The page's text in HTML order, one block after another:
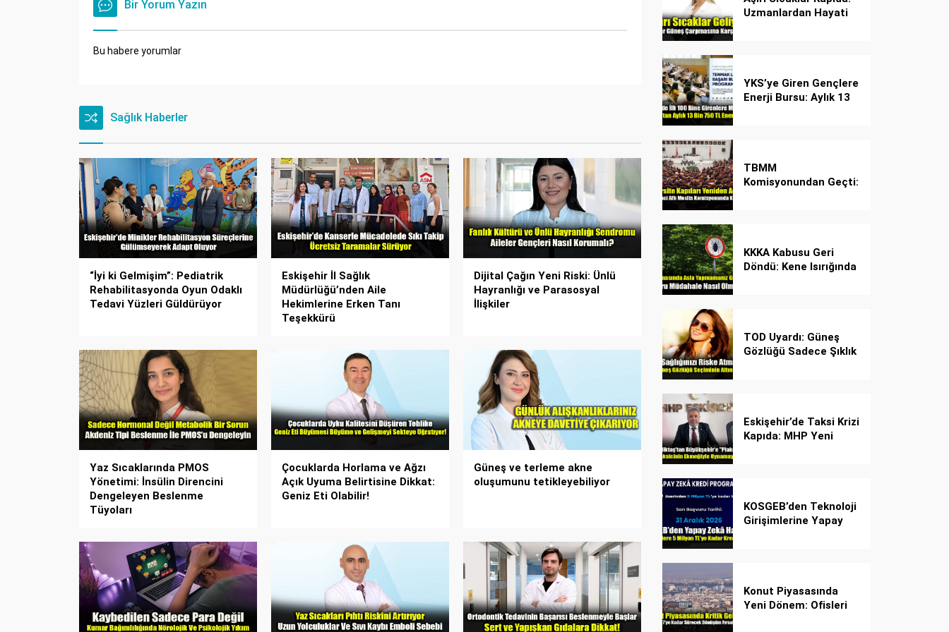
Bir Yorum Yazın
Bu habere yorumlar
Sağlık Haberler
“İyi ki Gelmişim”: Pediatrik
Rehabilitasyonda Oyun Odaklı
Tedavi Yüzleri Güldürüyor
Eskişehir İl Sağlık
Müdürlüğü’nden Aile
Hekimlerine Erken Tanı
Teşekkürü
Dijital Çağın Yeni Riski: Ünlü
Hayranlığı ve Parasosyal
İlişkiler
Yaz Sıcaklarında PMOS
Yönetimi: İnsülin Direncini
Dengeleyen Beslenme
Tüyoları
Çocuklarda Horlama ve Ağzı
Açık Uyuma Belirtisine Dikkat:
Geniz Eti Olabilir!
Güneş ve terleme akne
oluşumunu tetikleyebiliyor
Uzmanlardan Hayati
YKS’ye Giren Gençlere
Enerji Bursu: Aylık 13
TBMM
Komisyonundan Geçti:
KKKA Kabusu Geri
Döndü: Kene Isırığında
TOD Uyardı: Güneş
Gözlüğü Sadece Şıklık
Eskişehir’de Taksi Krizi
Kapıda: MHP Yeni
KOSGEB’den Teknoloji
Girişimlerine Yapay
Konut Piyasasında
Yeni Dönem: Ofisleri